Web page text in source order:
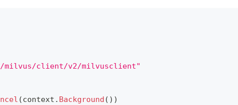
milvus/client/v2/milvusclient"
(context . Background ( ) )